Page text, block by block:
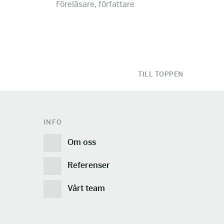
Föreläsare, författare
TILL TOPPEN
INFO
Om oss
Referenser
Vårt team